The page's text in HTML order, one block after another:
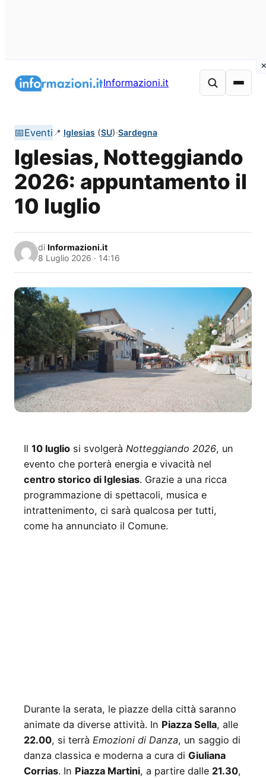
Informazioni.it
📅Eventi 📍 Iglesias (SU)·Sardegna
Iglesias, Notteggiando
2026: appuntamento il
10 luglio
di Informazioni.it
8 Luglio 2026 · 14:16
Il 10 luglio si svolgerà Notteggiando 2026, un
evento che porterà energia e vivacità nel
centro storico di Iglesias. Grazie a una ricca
programmazione di spettacoli, musica e
intrattenimento, ci sarà qualcosa per tutti,
come ha annunciato il Comune.
Durante la serata, le piazze della città saranno
animate da diverse attività. In Piazza Sella, alle
22.00, si terrà Emozioni di Danza, un saggio di
danza classica e moderna a cura di Giuliana
Corrias. In Piazza Martini, a partire dalle 21.30,